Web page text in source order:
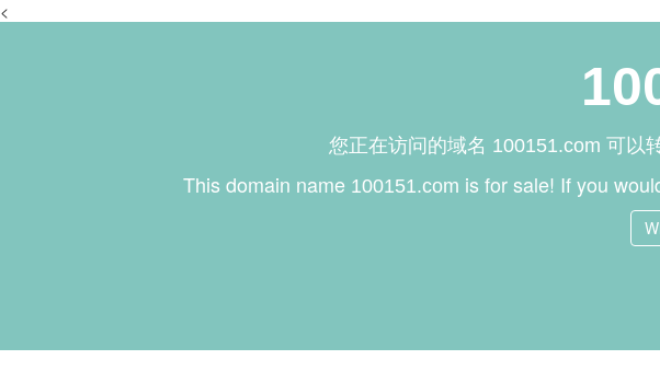
<
您正在访问的域名 100151.com 可以
This domain name 100151.com is for sale! If you